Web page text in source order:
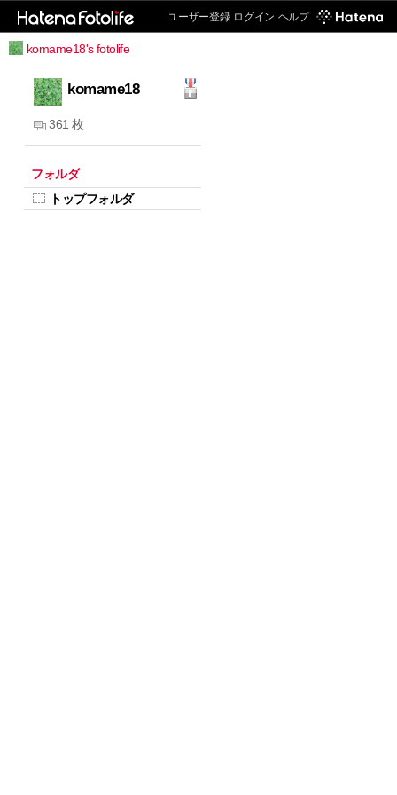
ユーザー登録 ログイン ヘルプ
komame18's fotolife
komame18
361 枚
フォルダ
トップフォルダ